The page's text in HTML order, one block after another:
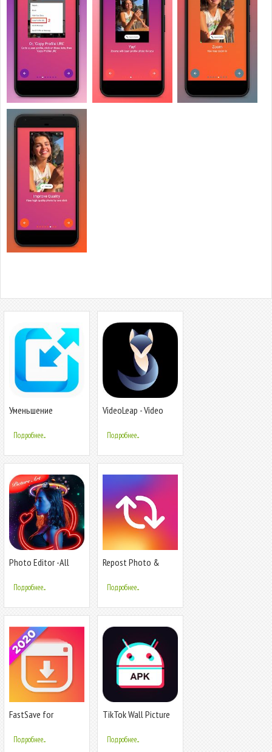
Уменьшение
Photo & Picture
Resizer
Подробнее...
VideoLeap - Video
Editor
Подробнее...
Photo Editor -All
Подробнее...
Repost Photo &
Подробнее...
FastSave for
Video downloader
Подробнее...
TikTok Wall Picture
Подробнее...